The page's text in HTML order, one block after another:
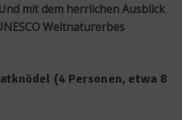
mit dem herrlichen Ausblick
Weltnaturerbes
(4 Personen, etwa 8